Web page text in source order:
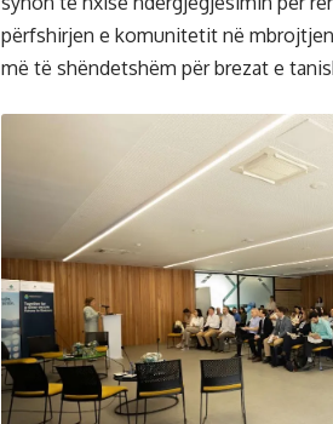
përfshirjen e komunitetit në
më të shëndetshëm për brezat e